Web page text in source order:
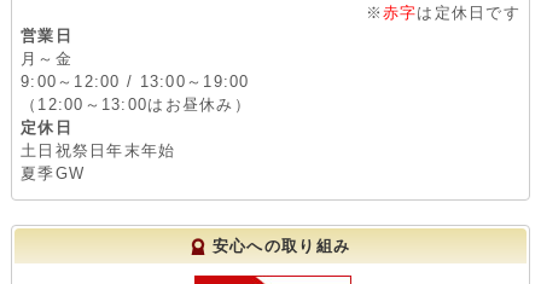
※ 赤字は定休日です
営業日
月～金
9:00～12:00 / 13:00～19:00
（12:00～13:00はお昼休み）
定休日
土日祝祭日年末年始
夏季GW
安心への取り組み